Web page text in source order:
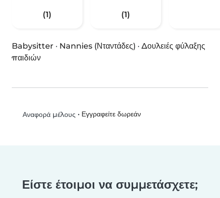
(1) (1)
Babysitter · Nannies (Νταντάδες) · Δουλειές φύλαξης
παιδιών
Αναφορά μέλους • Εγγραφείτε δωρεάν
Είστε έτοιμοι να συμμετάσχετε;